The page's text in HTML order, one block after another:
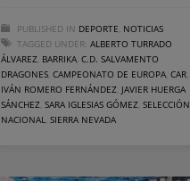
PUBLISHED IN DEPORTE, NOTICIAS
TAGGED UNDER: ALBERTO TURRADO
ÁLVAREZ, BARRIKA, C.D. SALVAMENTO
DRAGONES, CAMPEONATO DE EUROPA, CAR,
IVÁN ROMERO FERNÁNDEZ, JAVIER HUERGA
SÁNCHEZ, SARA IGLESIAS GÓMEZ, SELECCIÓN
NACIONAL, SIERRA NEVADA